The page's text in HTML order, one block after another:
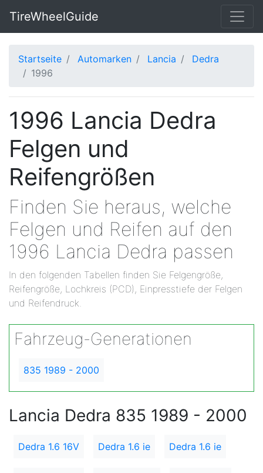
TireWheelGuide
Startseite Automarken Lancia
Dedra
1996
1996 Lancia Dedra
Felgen und
Reifengrößen
Finden Sie heraus, welche
Felgen und Reifen auf den
1996 Lancia Dedra passen
In den folgenden Tabellen finden Sie Felgengröße,
Reifengröße, Lochkreis (PCD), Einpresstiefe der Felgen
und Reifendruck.
Fahrzeug-Generationen
835 1989 - 2000
Lancia Dedra 835 1989 - 2000
Dedra 1.6 16V Dedra 1.6 ie Dedra 1.6 ie